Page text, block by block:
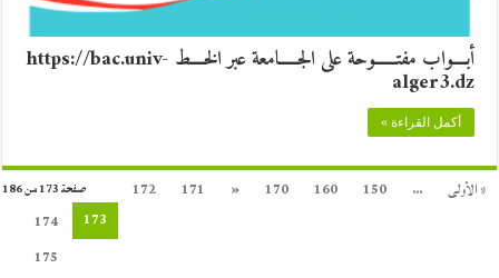
أبــــواب مفتــــــوحة على الجـــــامعة عبر الخــــط https://bac.univ-
alger3.dz
أكمل القراءة »
صفحة 173 من 186 « الأولى ...
150
160
170
«
171
172
173
174
175